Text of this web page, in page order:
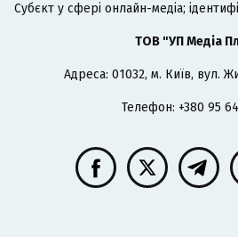
Cубєкт у сфері онлайн-медіа;
ТОВ "УП Медіа
Адреса: 01032, м. Київ, вул.
Телефон: +380 95